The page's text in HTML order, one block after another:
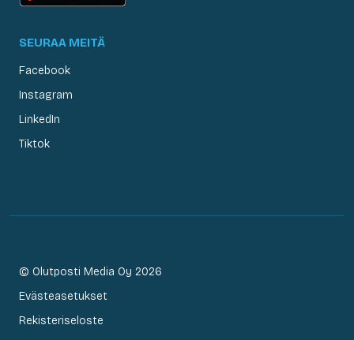
SEURAA MEITÄ
Facebook
Instagram
LinkedIn
Tiktok
© Olutposti Media Oy 2026
Evästeasetukset
Rekisteriseloste